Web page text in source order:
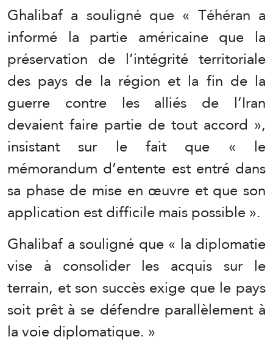
Ghalibaf a souligné que « Téhéran a
informé la partie américaine que la
préservation de l’intégrité territoriale
des pays de la région et la fin de la
guerre contre les alliés de l’Iran
devaient faire partie de tout accord »,
insistant sur le fait que « le
mémorandum d’entente est entré dans
sa phase de mise en œuvre et que son
application est difficile mais possible ».
Ghalibaf a souligné que « la diplomatie
vise à consolider les acquis sur le
terrain, et son succès exige que le pays
soit prêt à se défendre parallèlement à
la voie diplomatique. »